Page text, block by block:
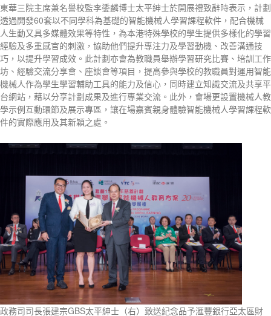
東華三院主席兼名譽校監李鋈麟博士太平紳士於開展禮致辭時表示，計劃
透過開發60套以不同學科為基礎的智能機械人學習課程軟件，配合機械
人生動又具多媒體效果等特性，為本港特殊學校的學生提供多樣化的學習
經驗及多重感官的刺激，協助他們提升專注力及學習動機、改善溝通技
巧，以提升學習成效。此計劃亦會為教職員舉辦學習研究比賽、培訓工作
坊、經驗交流分享會、座談會等項目，提高參與學校的教職員對運用智能
機械人作為學生學習輔助工具的能力及信心，同時建立知識交流及共享平
台網站，藉以分享計劃成果及進行專業交流。此外，會場更設置機械人教
學示例互動環節及展示專區，讓在場嘉賓親身體驗智能機械人學習課程軟
件的實際應用及其新穎之處。
政務司司長張建宗GBS太平紳士（右）致送紀念品予滙豐銀行亞太區財